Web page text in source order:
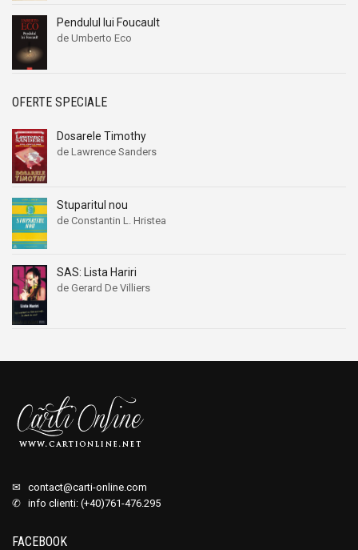
Pendulul lui Foucault
de Umberto Eco
OFERTE SPECIALE
Dosarele Timothy
de Lawrence Sanders
Stuparitul nou
de Constantin L. Hristea
SAS: Lista Hariri
de Gerard De Villiers
✉ contact@carti-online.com
✆ info clienti: (+40)761-476.295
FACEBOOK